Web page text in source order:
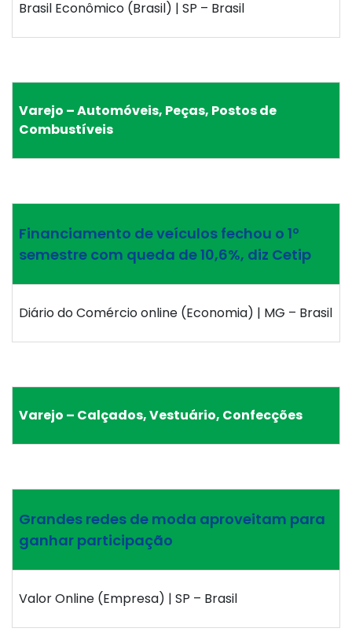
Brasil Econômico (Brasil) | SP – Brasil
Varejo – Automóveis, Peças, Postos de
Combustíveis
Financiamento de veículos fechou o 1º
semestre com queda de 10,6%, diz Cetip
Diário do Comércio online (Economia) | MG – Brasil
Varejo – Calçados, Vestuário, Confecções
Grandes redes de moda aproveitam para
ganhar participação
Valor Online (Empresa) | SP – Brasil